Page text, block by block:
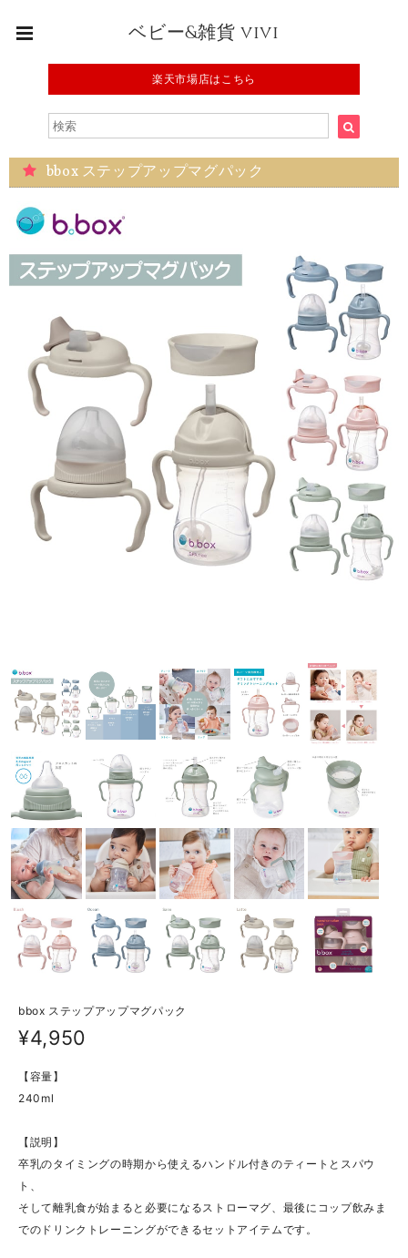
ベビー&雑貨 vivi
楽天市場店はこちら
bbox ステップアップマグパック
bbox ステップアップマグパック
¥4,950
【容量】
240ml
【説明】
卒乳のタイミングの時期から使えるハンドル付きのティートとスパウ
ト、
そして離乳食が始まると必要になるストローマグ、最後にコップ飲みま
でのドリンクトレーニングができるセットアイテムです。